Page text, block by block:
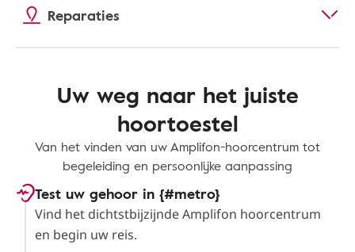
Reparaties
Uw weg naar het juiste
hoortoestel
Van het vinden van uw Amplifon-hoorcentrum tot
begeleiding en persoonlijke aanpassing
Test uw gehoor in {#metro}
Vind het dichtstbijzijnde Amplifon hoorcentrum
en begin uw reis.